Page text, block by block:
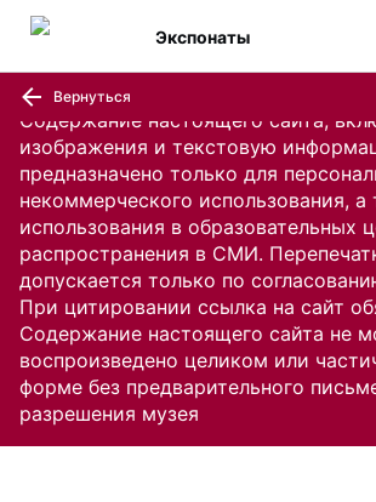
Содержание настоящего сайта,
изображения и текстовую
предназначено только для
некоммерческого использования, а
использования в образовательных
распространения в СМИ.
допускается только по
При цитировании ссылка на сайт
Содержание настоящего сайта не
воспроизведено целиком или
форме без предварительного
разрешения музея
Экспонаты
Вернуться